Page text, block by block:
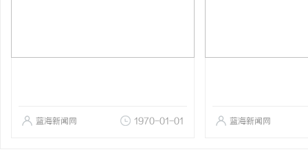
蓝海新闻网 1970-01-01 蓝海新闻网